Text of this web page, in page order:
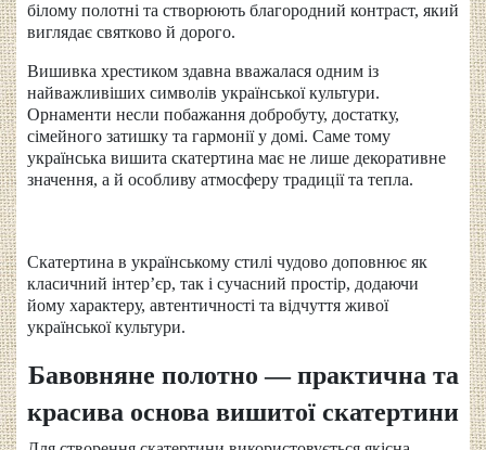
білому полотні та створюють благородний контраст, який
виглядає святково й дорого.
Вишивка хрестиком здавна вважалася одним із
найважливіших символів української культури.
Орнаменти несли побажання добробуту, достатку,
сімейного затишку та гармонії у домі. Саме тому
українська вишита скатертина має не лише декоративне
значення, а й особливу атмосферу традиції та тепла.
Скатертина в українському стилі чудово доповнює як
класичний інтер’єр, так і сучасний простір, додаючи
йому характеру, автентичності та відчуття живої
української культури.
Бавовняне полотно — практична та
красива основа вишитої скатертини